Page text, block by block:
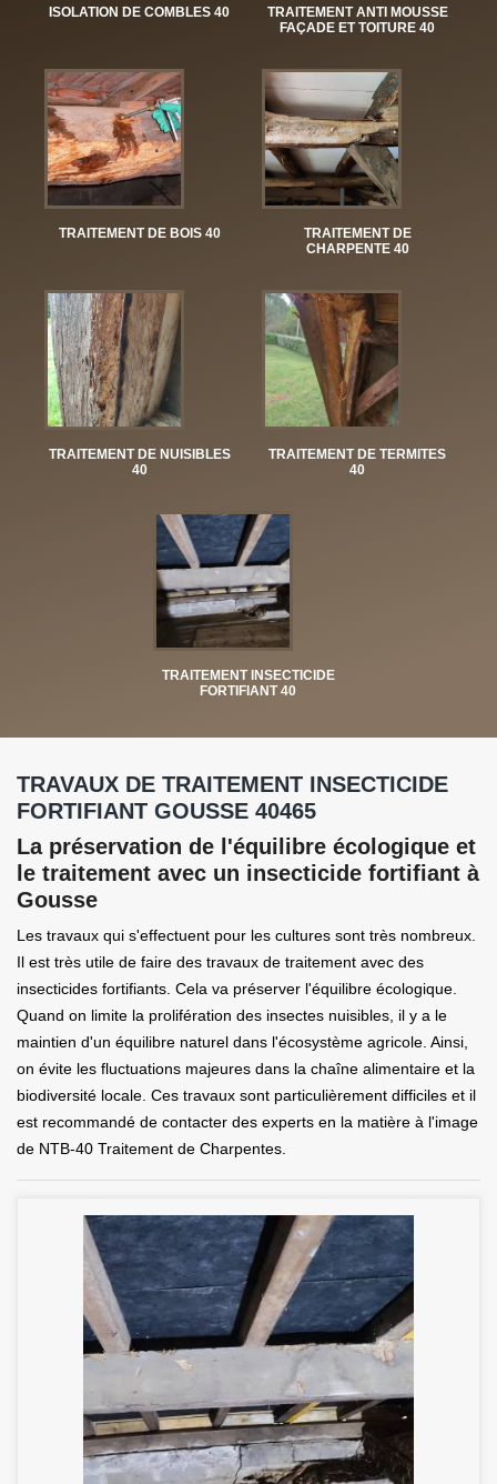
ISOLATION DE COMBLES 40
TRAITEMENT ANTI MOUSSE
FAÇADE ET TOITURE 40
TRAITEMENT DE BOIS 40
TRAITEMENT DE
CHARPENTE 40
TRAITEMENT DE NUISIBLES
40
TRAITEMENT DE TERMITES
40
TRAITEMENT INSECTICIDE
FORTIFIANT 40
TRAVAUX DE TRAITEMENT INSECTICIDE
FORTIFIANT GOUSSE 40465
La préservation de l'équilibre écologique et
le traitement avec un insecticide fortifiant à
Gousse
Les travaux qui s'effectuent pour les cultures sont très nombreux.
Il est très utile de faire des travaux de traitement avec des
insecticides fortifiants. Cela va préserver l'équilibre écologique.
Quand on limite la prolifération des insectes nuisibles, il y a le
maintien d'un équilibre naturel dans l'écosystème agricole. Ainsi,
on évite les fluctuations majeures dans la chaîne alimentaire et la
biodiversité locale. Ces travaux sont particulièrement difficiles et il
est recommandé de contacter des experts en la matière à l'image
de NTB-40 Traitement de Charpentes.